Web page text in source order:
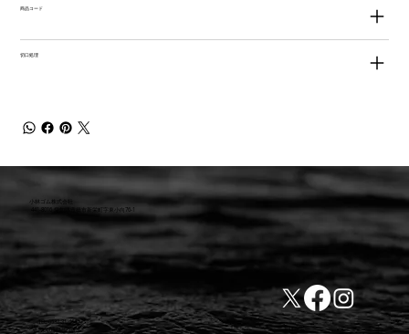
商品コード
切口処理
小林ゴム株式会社
441-8016 愛知県豊橋市新栄町字東小向76-1
TEL:0532-31-4646
FAX:0532-32-6810
​会社概要